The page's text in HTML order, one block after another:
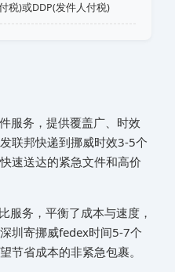
税)或DDP(发件人付税)
服务，提供覆盖广、时效
联邦快递到‌挪威‌‌‌‌‌‌‌时效3-5个
速送达的紧急文件和高价
服务，平衡了成本与速度，
圳寄‌挪威‌‌‌‌‌‌‌fedex时间5-7个
节省成本的非紧急包裹。